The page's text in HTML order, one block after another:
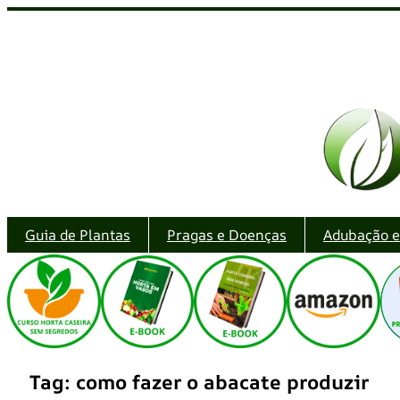
Guia de Plantas Pragas e Doenças Adubação
Tag: como fazer o abacate produzir